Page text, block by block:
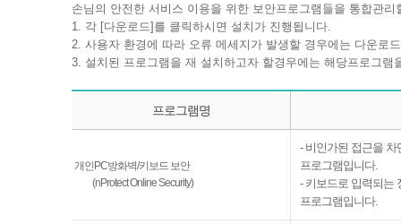
손님의 안전한 서비스 이용을 위한 보안프로그램들을 통합관리
1. 각 [다운로드]를 클릭하시면 설치가 진행됩니다.
2. 사용자 환경에 따라 오류 메세지가 발생할 경우에는 다운로
3. 설치된 프로그램을 재 설치하고자 할경우에는 해당프로그램
프로그램명
개인PC방화벽/키보드 보안
(nProtect Online Security)
- 비인가된 접근을
프로그램입니다.
- 키보드로 입력되는
프로그램입니다.